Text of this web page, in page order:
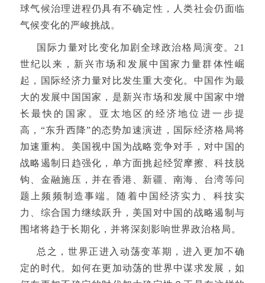
球气候治理进程仍具有不确定性，人类社会仍面临
气候变化的严峻挑战。
国际力量对比变化加剧全球政治格局演变。21
世纪以来，新兴市场和发展中国家力量群体性崛
起，国际经济力量对比发生重大变化。中国作为最
大的发展中国国家，是新兴市场和发展中国家中增
长最快的国家。亚太地区的经济地位进一步提
高，“东升西降”的态势加速演进，国际经济格局将
加速重构。美国视中国为战略竞争对手，对中国的
战略遏制日趋强化，单方面挑起经贸摩擦、科技脱
钩、金融施压，并在香港、新疆、南海、台湾等问
题上频频制造事端。随着中国经济实力、科技实
力、综合国力继续跃升，美国对中国的战略遏制与
围堵将趋于长期化，并将深刻影响世界政治格局。
总之，世界正进入动荡变革期，进入更加不确
定的时代。如何在更加动荡的世界中谋求发展，如